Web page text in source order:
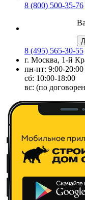
8 (800) 500-35-76
8 (495) 565-30-55
г. Москва, 1-й
пн-пт: 9:00-20:00
сб: 10:00-18:00
вс: (по